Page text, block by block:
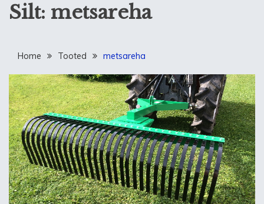
Silt: metsareha
Home Tooted metsareha